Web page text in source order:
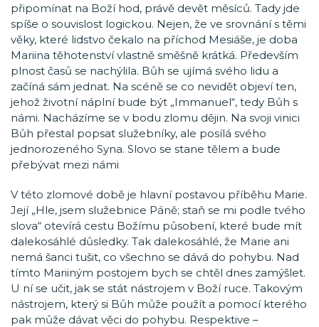
připomínat na Boží hod, právě devět měsíců. Tady jde
spíše o souvislost logickou. Nejen, že ve srovnání s těmi
věky, které lidstvo čekalo na příchod Mesiáše, je doba
Mariina těhotenství vlastně směšně krátká. Především
plnost časů se nachýlila. Bůh se ujímá svého lidu a
začíná sám jednat. Na scéně se co nevidět objeví ten,
jehož životní náplní bude být „Immanuel“, tedy Bůh s
námi. Nacházíme se v bodu zlomu dějin. Na svoji vinici
Bůh přestal popsat služebníky, ale posílá svého
jednorozeného Syna. Slovo se stane tělem a bude
přebývat mezi námi
V této zlomové době je hlavní postavou příběhu Marie.
Její „Hle, jsem služebnice Páně; staň se mi podle tvého
slova“ otevírá cestu Božímu působení, které bude mít
dalekosáhlé důsledky. Tak dalekosáhlé, že Marie ani
nemá šanci tušit, co všechno se dává do pohybu. Nad
tímto Mariiným postojem bych se chtěl dnes zamýšlet.
U ní se učit, jak se stát nástrojem v Boží ruce. Takovým
nástrojem, který si Bůh může použít a pomocí kterého
pak může dávat věci do pohybu. Respektive –